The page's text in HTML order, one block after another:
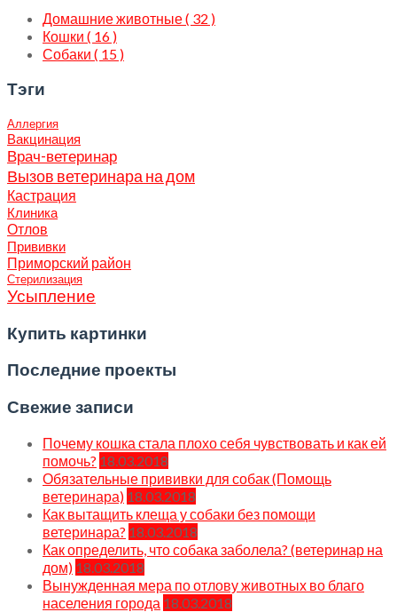
Домашние животные ( 32 )
Кошки ( 16 )
Собаки ( 15 )
Тэги
Аллергия
Вакцинация
Врач-ветеринар
Вызов ветеринара на дом
Кастрация
Клиника
Отлов
Прививки
Приморский район
Стерилизация
Усыпление
Купить картинки
Последние проекты
Свежие записи
Почему кошка стала плохо себя чувствовать и как ей
помочь? 18.03.2018
Обязательные прививки для собак (Помощь
ветеринара) 18.03.2018
Как вытащить клеща у собаки без помощи
ветеринара? 18.03.2018
Как определить, что собака заболела? (ветеринар на
дом) 18.03.2018
Вынужденная мера по отлову животных во благо
населения города 18.03.2018